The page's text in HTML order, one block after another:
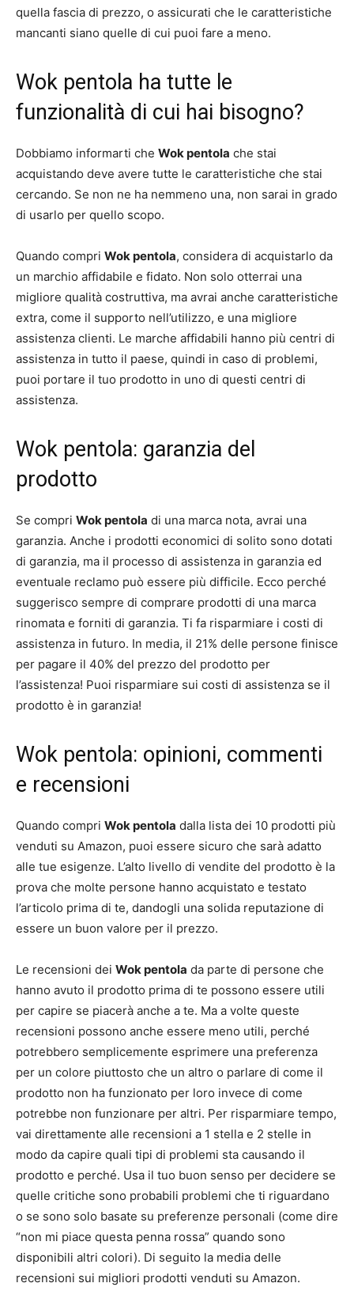
quella fascia di prezzo, o assicurati che le caratteristiche
mancanti siano quelle di cui puoi fare a meno.
Wok pentola ha tutte le
funzionalità di cui hai bisogno?
Dobbiamo informarti che Wok pentola che stai
acquistando deve avere tutte le caratteristiche che stai
cercando. Se non ne ha nemmeno una, non sarai in grado
di usarlo per quello scopo.
Quando compri Wok pentola, considera di acquistarlo da
un marchio affidabile e fidato. Non solo otterrai una
migliore qualità costruttiva, ma avrai anche caratteristiche
extra, come il supporto nell’utilizzo, e una migliore
assistenza clienti. Le marche affidabili hanno più centri di
assistenza in tutto il paese, quindi in caso di problemi,
puoi portare il tuo prodotto in uno di questi centri di
assistenza.
Wok pentola: garanzia del
prodotto
Se compri Wok pentola di una marca nota, avrai una
garanzia. Anche i prodotti economici di solito sono dotati
di garanzia, ma il processo di assistenza in garanzia ed
eventuale reclamo può essere più difficile. Ecco perché
suggerisco sempre di comprare prodotti di una marca
rinomata e forniti di garanzia. Ti fa risparmiare i costi di
assistenza in futuro. In media, il 21% delle persone finisce
per pagare il 40% del prezzo del prodotto per
l’assistenza! Puoi risparmiare sui costi di assistenza se il
prodotto è in garanzia!
Wok pentola: opinioni, commenti
e recensioni
Quando compri Wok pentola dalla lista dei 10 prodotti più
venduti su Amazon, puoi essere sicuro che sarà adatto
alle tue esigenze. L’alto livello di vendite del prodotto è la
prova che molte persone hanno acquistato e testato
l’articolo prima di te, dandogli una solida reputazione di
essere un buon valore per il prezzo.
Le recensioni dei Wok pentola da parte di persone che
hanno avuto il prodotto prima di te possono essere utili
per capire se piacerà anche a te. Ma a volte queste
recensioni possono anche essere meno utili, perché
potrebbero semplicemente esprimere una preferenza
per un colore piuttosto che un altro o parlare di come il
prodotto non ha funzionato per loro invece di come
potrebbe non funzionare per altri. Per risparmiare tempo,
vai direttamente alle recensioni a 1 stella e 2 stelle in
modo da capire quali tipi di problemi sta causando il
prodotto e perché. Usa il tuo buon senso per decidere se
quelle critiche sono probabili problemi che ti riguardano
o se sono solo basate su preferenze personali (come dire
“non mi piace questa penna rossa” quando sono
disponibili altri colori). Di seguito la media delle
recensioni sui migliori prodotti venduti su Amazon.